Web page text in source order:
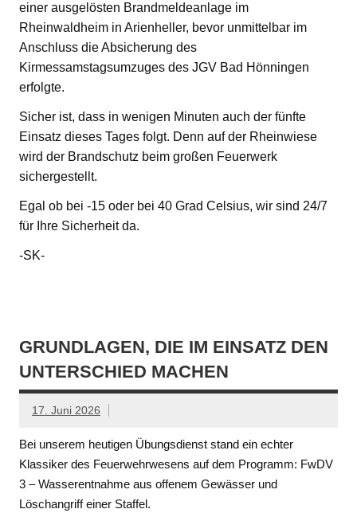
einer ausgelösten Brandmeldeanlage im
Rheinwaldheim in Arienheller, bevor unmittelbar im
Anschluss die Absicherung des
Kirmessamstagsumzuges des JGV Bad Hönningen
erfolgte.
Sicher ist, dass in wenigen Minuten auch der fünfte
Einsatz dieses Tages folgt. Denn auf der Rheinwiese
wird der Brandschutz beim großen Feuerwerk
sichergestellt.
Egal ob bei -15 oder bei 40 Grad Celsius, wir sind 24/7
für Ihre Sicherheit da.
-SK-
GRUNDLAGEN, DIE IM EINSATZ DEN
UNTERSCHIED MACHEN
17. Juni 2026
Bei unserem heutigen Übungsdienst stand ein echter
Klassiker des Feuerwehrwesens auf dem Programm: FwDV
3 – Wasserentnahme aus offenem Gewässer und
Löschangriff einer Staffel.